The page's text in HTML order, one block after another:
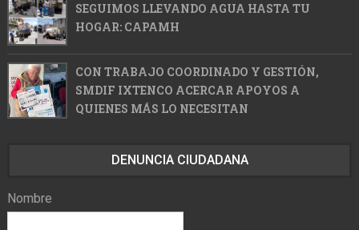
SEGUIMOS LLEVANDO AGUA HASTA TU
HOGAR: CAPAMH
CON TRABAJO COORDINADO Y GESTIÓN,
SMDIF IXTENCO ACERCAR APOYOS A
QUIENES MÁS LO NECESITAN
DENUNCIA CIUDADANA
Nombre